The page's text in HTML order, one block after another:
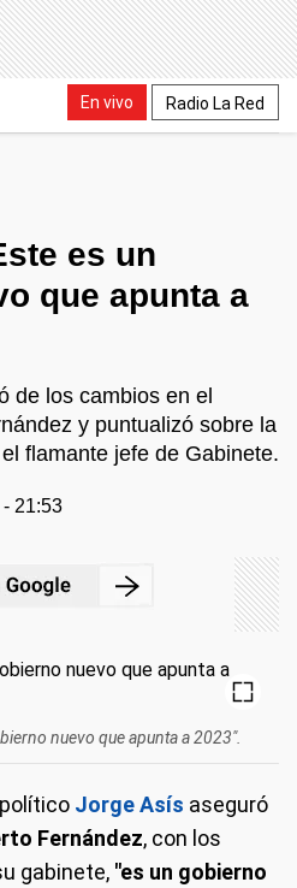
En vivo Radio La Red
es un
que apunta a
de los cambios en el
y puntualizó sobre la
flamante jefe de Gabinete.
21:53
nuevo que apunta a 2023".
Jorge Asís aseguró
Fernández, con los
gabinete, "es un gobierno